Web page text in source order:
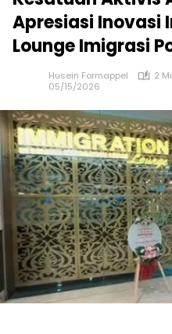
Apresiasi Inovasi
Lounge Imigrasi
Husein Formappel
2
05/15/2026